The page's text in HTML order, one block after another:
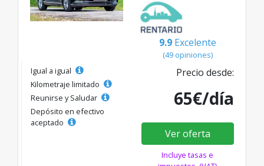
9.9 Excelente
(49 opiniones)
Igual a igual
Kilometraje limitado
Reunirse y Saludar
Depósito en efectivo
aceptado
Precio desde:
65€/día
Ver oferta
Incluye tasas e